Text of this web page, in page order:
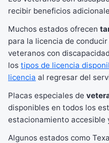
recibir beneficios
Muchos estados ofrecen
para la licencia de
veteranos con
los tipos de licencia
licencia al regresar del
Placas especiales de
disponibles en todos los
estacionamiento accesible
Algunos estados como